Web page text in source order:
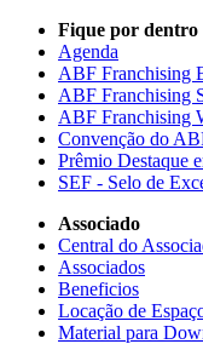
Fique por dentro
Agenda
ABF Franchising
ABF Franchising
ABF Franchising
Convenção do
Prêmio Destaque
SEF - Selo de
Associado
Central do
Associados
Beneficios
Locação de
Material para